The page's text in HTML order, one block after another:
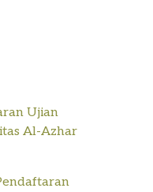
Ujian
Al-Azhar